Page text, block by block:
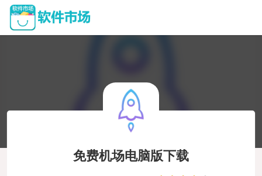
免费机场电脑版下载